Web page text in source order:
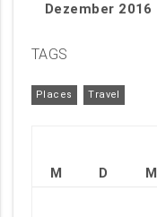
Dezember 2016
TAGS
Places Travel
M
D M